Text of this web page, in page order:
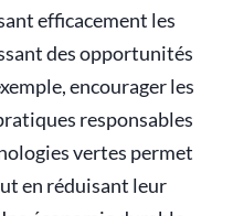
efficacement les
des opportunités
encourager les
responsables
vertes permet
en réduisant leur